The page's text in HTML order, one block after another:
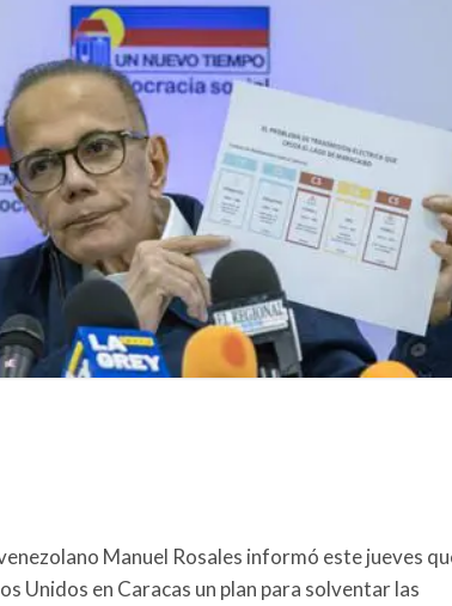
Manuel Rosales informó este jueves
Unidos en Caracas un plan para solventar las